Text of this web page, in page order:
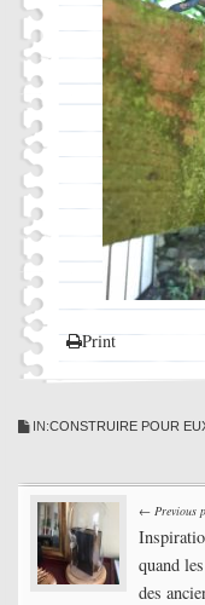
Print
IN:CONSTRUIRE POUR
Post ← Previous
quand
des